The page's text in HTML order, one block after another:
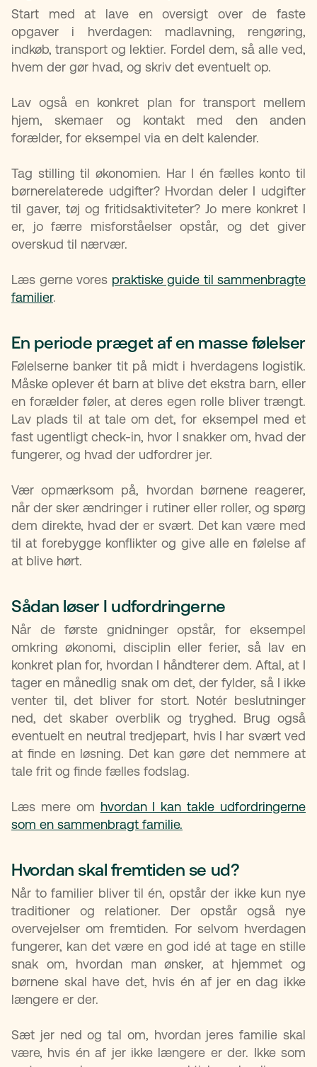
Start med at lave en oversigt over de faste
opgaver i hverdagen: madlavning, rengøring,
indkøb, transport og lektier. Fordel dem, så alle ved,
hvem der gør hvad, og skriv det eventuelt op.
Lav også en konkret plan for transport mellem
hjem, skemaer og kontakt med den anden
forælder, for eksempel via en delt kalender.
Tag stilling til økonomien. Har I én fælles konto til
børnerelaterede udgifter? Hvordan deler I udgifter
til gaver, tøj og fritidsaktiviteter? Jo mere konkret I
er, jo færre misforståelser opstår, og det giver
overskud til nærvær.
Læs gerne vores praktiske guide til sammenbragte
familier.
En periode præget af en masse følelser
Følelserne banker tit på midt i hverdagens logistik.
Måske oplever ét barn at blive det ekstra barn, eller
en forælder føler, at deres egen rolle bliver trængt.
Lav plads til at tale om det, for eksempel med et
fast ugentligt check-in, hvor I snakker om, hvad der
fungerer, og hvad der udfordrer jer.
Vær opmærksom på, hvordan børnene reagerer,
når der sker ændringer i rutiner eller roller, og spørg
dem direkte, hvad der er svært. Det kan være med
til at forebygge konflikter og give alle en følelse af
at blive hørt.
Sådan løser I udfordringerne
Når de første gnidninger opstår, for eksempel
omkring økonomi, disciplin eller ferier, så lav en
konkret plan for, hvordan I håndterer dem. Aftal, at I
tager en månedlig snak om det, der fylder, så I ikke
venter til, det bliver for stort. Notér beslutninger
ned, det skaber overblik og tryghed. Brug også
eventuelt en neutral tredjepart, hvis I har svært ved
at finde en løsning. Det kan gøre det nemmere at
tale frit og finde fælles fodslag.
Læs mere om hvordan I kan takle udfordringerne
som en sammenbragt familie.
Hvordan skal fremtiden se ud?
Når to familier bliver til én, opstår der ikke kun nye
traditioner og relationer. Der opstår også nye
overvejelser om fremtiden. For selvom hverdagen
fungerer, kan det være en god idé at tage en stille
snak om, hvordan man ønsker, at hjemmet og
børnene skal have det, hvis én af jer en dag ikke
længere er der.
Sæt jer ned og tal om, hvordan jeres familie skal
være, hvis én af jer ikke længere er der. Ikke som